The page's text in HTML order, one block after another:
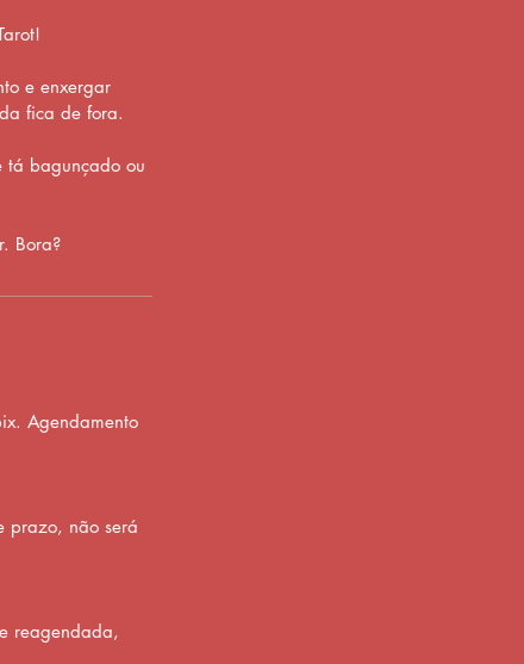
e enxergar
fica de fora.
tá bagunçado ou
Bora?
Agendamento
prazo, não será
reagendada,